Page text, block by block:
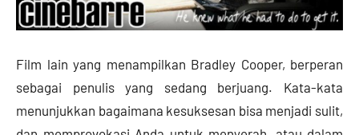
Film lain yang menampilkan Bradley Cooper, berperan
sebagai penulis yang sedang berjuang. Kata-kata
menunjukkan bagaimana kesuksesan bisa menjadi sulit,